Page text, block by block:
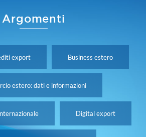
Argomenti
export Business estero
estero: dati e informazioni
Digital export